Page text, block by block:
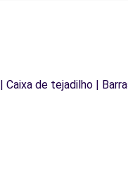
de tejadilho |